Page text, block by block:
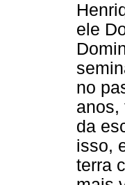
ele
no
anos,
da
isso,
terra